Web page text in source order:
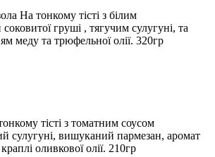
На тонкому тісті з білим
груші , тягучим сулугуні, та
меду та трюфельної олії. 320гр
тісті з томатним соусом
сулугуні, вишуканий пармезан, аромат
оливкової олії. 210гр